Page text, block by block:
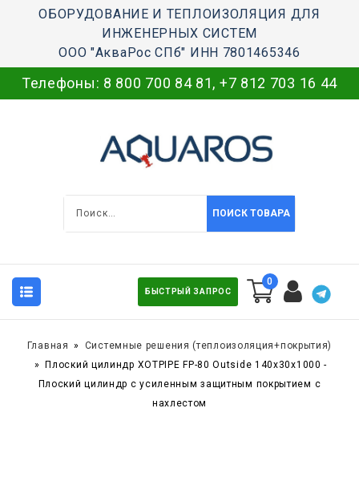
ОБОРУДОВАНИЕ И ТЕПЛОИЗОЛЯЦИЯ ДЛЯ
ИНЖЕНЕРНЫХ СИСТЕМ
ООО "АкваРос СПб" ИНН 7801465346
Телефоны: 8 800 700 84 81, +7 812 703 16 44
ПОИСК ТОВАРА
БЫСТРЫЙ ЗАПРОС
0
Главная
Системные решения (теплоизоляция+покрытия)
Плоский цилиндр XOTPIPE FP-80 Outside 140x30x1000 -
Плоский цилиндр с усиленным защитным покрытием с
нахлестом